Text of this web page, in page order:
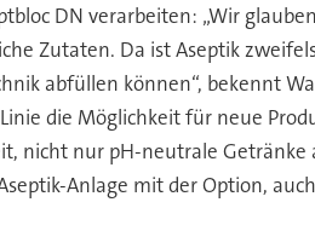
DN verarbeiten: „Wir
Zutaten. Da ist Aseptik
abfüllen können“, bekennt
die Möglichkeit für neue
nicht nur pH-neutrale Getränke
Anlage mit der Option,